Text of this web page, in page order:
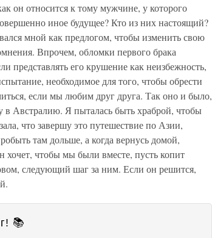
он относится к тому мужчине, у которого
иное будущее? Кто из них настоящий?
мной как предлогом, чтобы изменить свою
Впрочем, обломки первого брака
представлять его крушение как неизбежность,
необходимое для того, чтобы обрести
если мы любим друг друга. Так оно и было,
в Австралию. Я пыталась быть храброй, чтобы
что завершу это путешествие по Азии,
там дольше, а когда вернусь домой,
хочет, чтобы мы были вместе, пусть копит
следующий шаг за ним. Если он решится,
📚